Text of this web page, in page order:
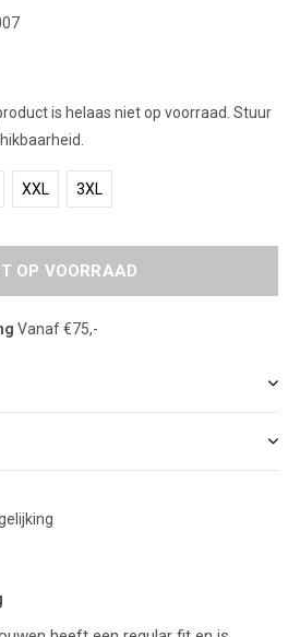
is helaas niet op voorraad. Stuur
XXL 3XL
OP VOORRAAD
Vanaf €75,-